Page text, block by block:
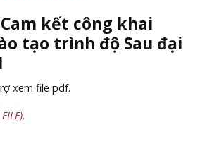
kết công khai
tạo trình độ Sau đại
xem file pdf.
.